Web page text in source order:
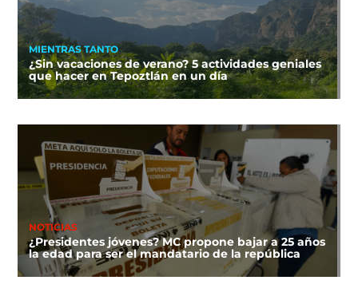
MIENTRAS TANTO
¿Sin vacaciones de verano? 5 actividades geniales
que hacer en Tepoztlán en un día
NOTICIAS
¿Presidentes jóvenes? MC propone bajar a 25 años
la edad para ser el mandatario de la república